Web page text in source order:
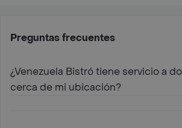
Preguntas frecuentes
¿Venezuela Bistró tiene servicio a
cerca de mi ubicación?